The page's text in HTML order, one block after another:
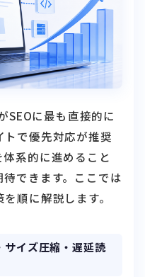
に最も直接的に
系的に進めること
できます。ここでは
順に解説します。
最初に取り組むべき